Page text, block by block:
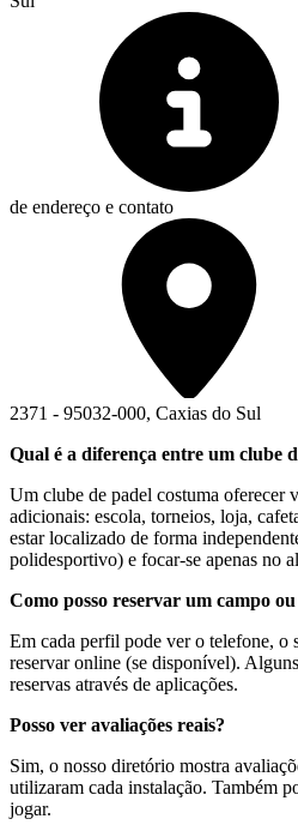
de endereço e contato
2371 - 95032-000, Caxias do Sul
Qual é a diferença entre um clube
Um clube de padel costuma oferecer
adicionais: escola, torneios, loja,
estar localizado de forma
polidesportivo) e focar-se apenas no
Como posso reservar um campo
Em cada perfil pode ver o telefone, o
reservar online (se disponível).
reservas através de aplicações.
Posso ver avaliações reais?
Sim, o nosso diretório mostra
utilizaram cada instalação. Também
jogar.